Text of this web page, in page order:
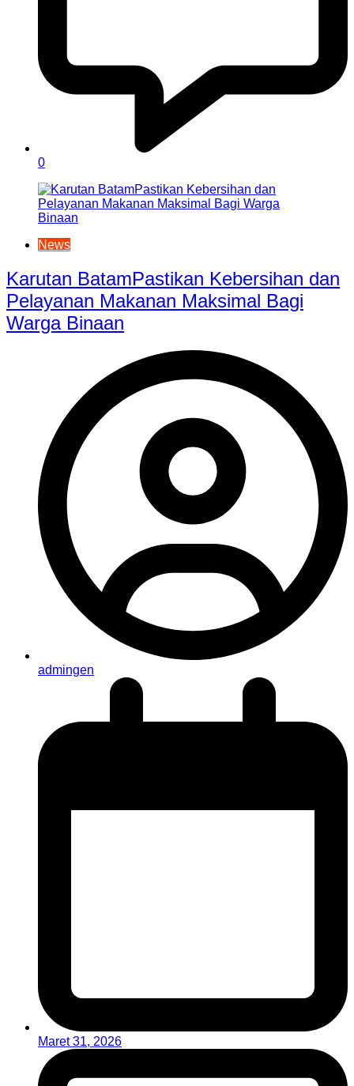
0
News
Karutan BatamPastikan Kebersihan dan
Pelayanan Makanan Maksimal Bagi
Warga Binaan
admingen
Maret 31, 2026